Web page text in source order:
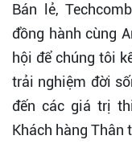
Bán lẻ,
đồng hành cùng
hội để chúng tôi
trải nghiệm đời
đến các giá trị
Khách hàng Thân